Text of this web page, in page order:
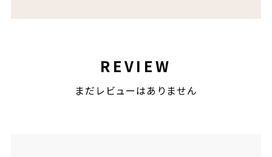
REVIEW
まだレビューはありません